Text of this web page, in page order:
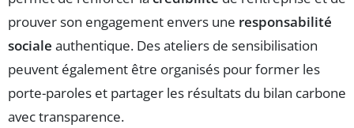
prouver son engagement envers une responsabilité
sociale authentique. Des ateliers de sensibilisation
peuvent également être organisés pour former les
porte-paroles et partager les résultats du bilan carbone
avec transparence.